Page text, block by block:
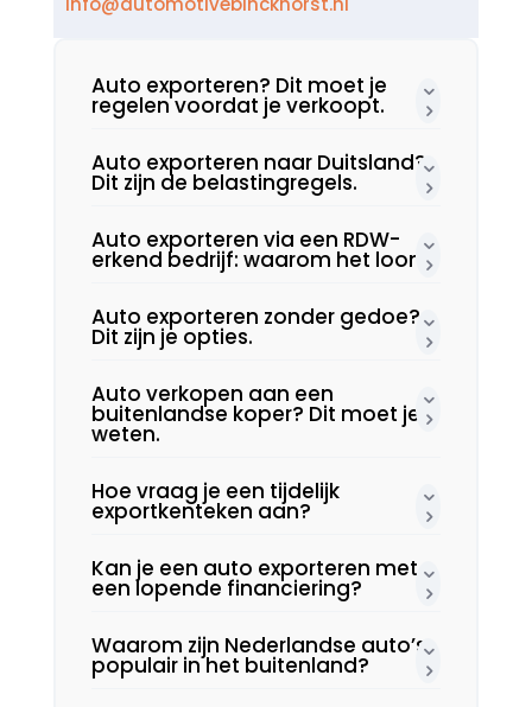
Auto exporteren? Dit moet je
regelen voordat je verkoopt.​
Auto exporteren naar Duitsland?
Dit zijn de belastingregels.​
Auto exporteren via een RDW-
erkend bedrijf: waarom het loont.​
Auto exporteren zonder gedoe?
Dit zijn je opties.​
Auto verkopen aan een
buitenlandse koper? Dit moet je
weten.​
Hoe vraag je een tijdelijk
exportkenteken aan?
Kan je een auto exporteren met
een lopende financiering?
Waarom zijn Nederlandse auto’s
populair in het buitenland?